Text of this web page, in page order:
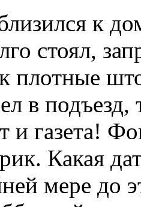
к
стоял,
плотные
в подъезд,
и газета!
Какая
мере до